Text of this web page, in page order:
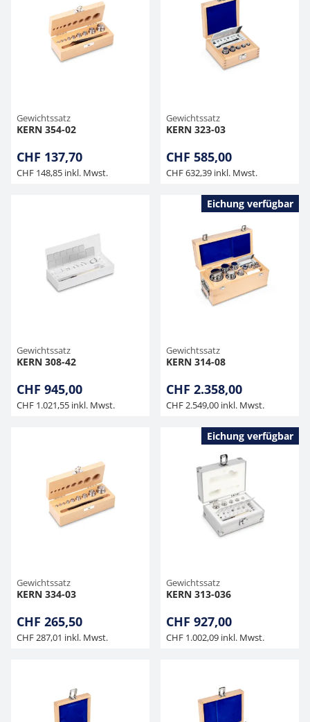
Gewichtssatz
KERN 354-02
CHF 137,70
CHF 148,85 inkl. Mwst.
Gewichtssatz
KERN 323-03
CHF 585,00
CHF 632,39 inkl. Mwst.
Gewichtssatz
KERN 308-42
CHF 945,00
CHF 1.021,55 inkl. Mwst.
Eichung verfügbar
Gewichtssatz
KERN 314-08
CHF 2.358,00
CHF 2.549,00 inkl. Mwst.
Gewichtssatz
KERN 334-03
CHF 265,50
CHF 287,01 inkl. Mwst.
Eichung verfügbar
Gewichtssatz
KERN 313-036
CHF 927,00
CHF 1.002,09 inkl. Mwst.